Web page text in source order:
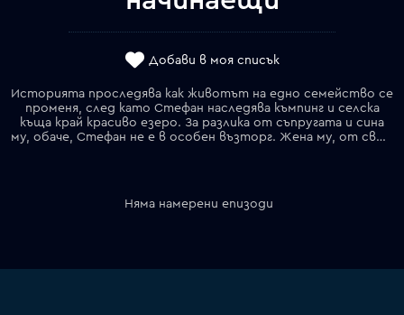
Добави в моя списък
Историята проследява как животът на едно семейство се
променя, след като Стефан наследява къмпинг и селска
къща край красиво езеро. За разлика от съпругата и сина
му, обаче, Стефан не е в особен възторг. Жена му, от своя страна, смята, че това е точното място, на което тя и семейството ѝ могат да преживеят нови възможности, които животът им предлага.
Няма намерени епизоди